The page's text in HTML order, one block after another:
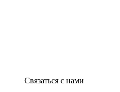
Связаться с нами